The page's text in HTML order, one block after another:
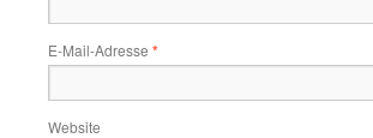
E-Mail-Adresse *
Website